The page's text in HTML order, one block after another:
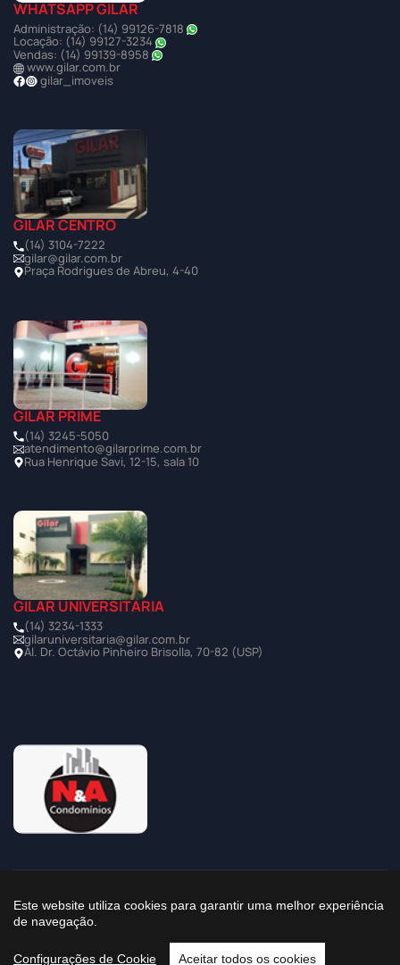
WHATSAPP GILAR
Administração: (14) 99126-7818
Locação: (14) 99127-3234
Vendas: (14) 99139-8958
www.gilar.com.br
gilar_imoveis
GILAR CENTRO
(14) 3104-7222
gilar@gilar.com.br
Praça Rodrigues de Abreu, 4-40
GILAR PRIME
(14) 3245-5050
atendimento@gilarprime.com.br
Rua Henrique Savi, 12-15, sala 10
GILAR UNIVERSITÁRIA
(14) 3234-1333
gilaruniversitaria@gilar.com.br
Al. Dr. Octávio Pinheiro Brisolla, 70-82 (USP)
©2025 Todos os Direitos Reservados à Imobiliária Gilar
Este website utiliza cookies para garantir uma melhor experiência
de navegação.
Configurações de Cookie Aceitar todos os cookies